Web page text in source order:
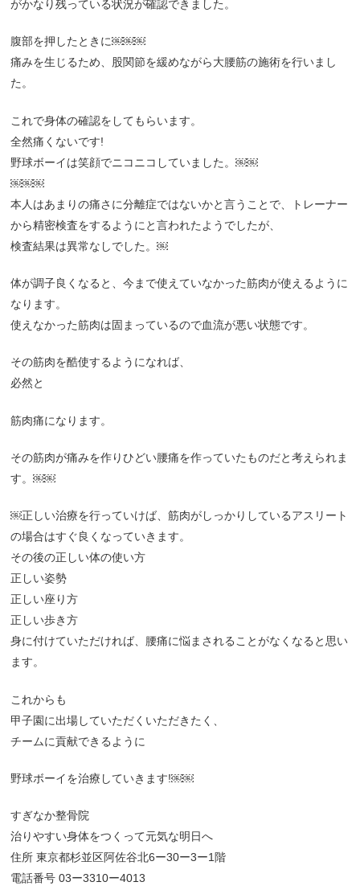
がかなり残っている状況が確認できました。
腹部を押したときに￼￼￼
痛みを生じるため、股関節を緩めながら大腰筋の施術を行いまし
た。
これで身体の確認をしてもらいます。
全然痛くないです!
野球ボーイは笑顔でニコニコしていました。￼￼
￼￼￼
本人はあまりの痛さに分離症ではないかと言うことで、トレーナー
から精密検査をするようにと言われたようでしたが、
検査結果は異常なしでした。￼
体が調子良くなると、今まで使えていなかった筋肉が使えるように
なります。
使えなかった筋肉は固まっているので血流が悪い状態です。
その筋肉を酷使するようになれば、
必然と
筋肉痛になります。
その筋肉が痛みを作りひどい腰痛を作っていたものだと考えられま
す。￼￼
￼正しい治療を行っていけば、筋肉がしっかりしているアスリート
の場合はすぐ良くなっていきます。
その後の正しい体の使い方
正しい姿勢
正しい座り方
正しい歩き方
身に付けていただければ、腰痛に悩まされることがなくなると思い
ます。
これからも
甲子園に出場していただくいただきたく、
チームに貢献できるように
野球ボーイを治療していきます!￼￼
すぎなか整骨院
治りやすい身体をつくって元気な明日へ
住所 東京都杉並区阿佐谷北6ー30ー3ー1階
電話番号 03ー3310ー4013